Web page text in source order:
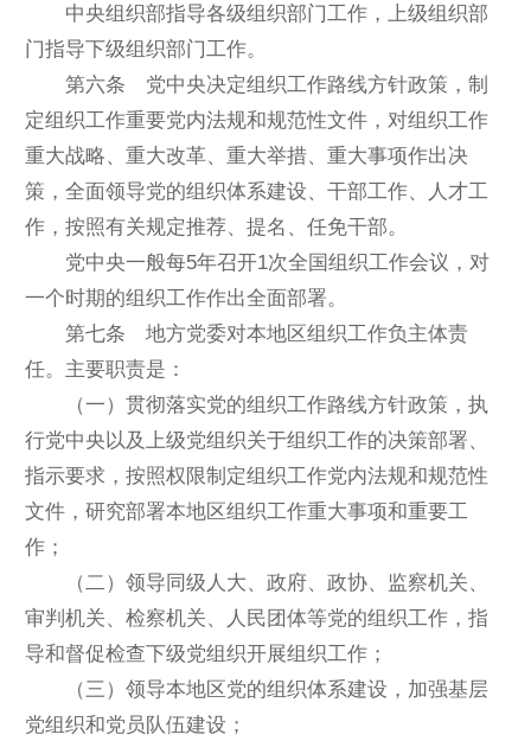
中央组织部指导各级组织部门工作，上级组织部
门指导下级组织部门工作。
第六条 党中央决定组织工作路线方针政策，制
定组织工作重要党内法规和规范性文件，对组织工作
重大战略、重大改革、重大举措、重大事项作出决
策，全面领导党的组织体系建设、干部工作、人才工
作，按照有关规定推荐、提名、任免干部。
党中央一般每5年召开1次全国组织工作会议，对
一个时期的组织工作作出全面部署。
第七条 地方党委对本地区组织工作负主体责
任。主要职责是：
（一）贯彻落实党的组织工作路线方针政策，执
行党中央以及上级党组织关于组织工作的决策部署、
指示要求，按照权限制定组织工作党内法规和规范性
文件，研究部署本地区组织工作重大事项和重要工
作；
（二）领导同级人大、政府、政协、监察机关、
审判机关、检察机关、人民团体等党的组织工作，指
导和督促检查下级党组织开展组织工作；
（三）领导本地区党的组织体系建设，加强基层
党组织和党员队伍建设；